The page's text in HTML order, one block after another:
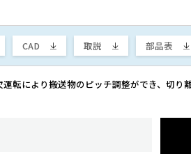
CAD 取説 部品表
転により搬送物のピッチ調整ができ、切